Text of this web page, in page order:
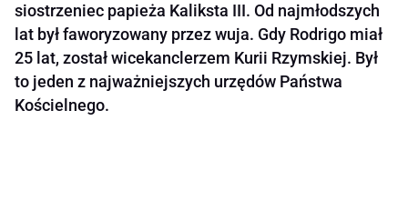
siostrzeniec papieża Kaliksta III. Od najmłodszych
lat był faworyzowany przez wuja. Gdy Rodrigo miał
25 lat, został wicekanclerzem Kurii Rzymskiej. Był
to jeden z najważniejszych urzędów Państwa
Kościelnego.